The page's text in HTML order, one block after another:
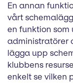
En annan
vårt
en funktion
administratörer
lägga upp
klubbens
enkelt se vilken